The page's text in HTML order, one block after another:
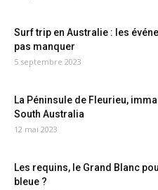
Surf trip en Australie : les
pas manquer
5 septembre 2023
La Péninsule de Fleurieu,
South Australia
12 mai 2023
Les requins, le Grand Blanc
bleue ?